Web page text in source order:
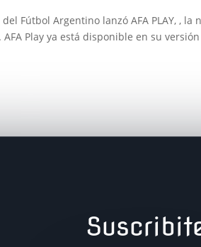
Fútbol Argentino lanzó AFA PLAY, , la
Play ya está disponible en su